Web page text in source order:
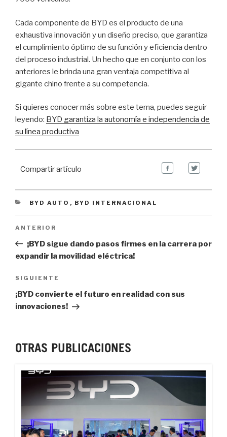
Cada componente de BYD es el producto de una
exhaustiva innovación y un diseño preciso, que garantiza
el cumplimiento óptimo de su función y eficiencia dentro
del proceso industrial. Un hecho que en conjunto con los
anteriores le brinda una gran ventaja competitiva al
gigante chino frente a su competencia.
Si quieres conocer más sobre este tema, puedes seguir
leyendo: BYD garantiza la autonomía e independencia de
su línea productiva
Compartir artículo
CATEGORIES
BYD AUTO , BYD INTERNACIONAL
Navegación de entradas
Previous
Post
ANTERIOR
¡BYD sigue dando pasos firmes en la carrera por
expandir la movilidad eléctrica!
Next
Post
SIGUIENTE
¡BYD convierte el futuro en realidad con sus
innovaciones!
OTRAS PUBLICACIONES